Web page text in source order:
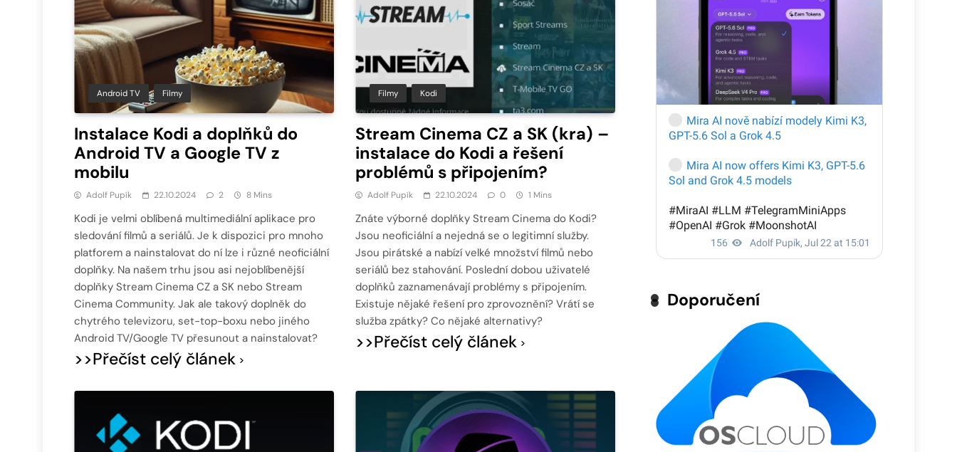
Android TV Filmy
Instalace Kodi a doplňků do
Android TV a Google TV z
mobilu
Adolf Pupík 22.10.2024 2 8 Mins
Kodi je velmi oblíbená multimediální aplikace pro
sledování filmů a seriálů. Je k dispozici pro mnoho
platforem a nainstalovat do ní lze i různé neoficiální
doplňky. Na našem trhu jsou asi nejoblíbenější
doplňky Stream Cinema CZ a SK nebo Stream
Cinema Community. Jak ale takový doplněk do
chytrého televizoru, set-top-boxu nebo jiného
Android TV/Google TV přesunout a nainstalovat?
>>Přečíst celý článek
Filmy Kodi
Stream Cinema CZ a SK (kra) –
instalace do Kodi a řešení
problémů s připojením?
Adolf Pupík 22.10.2024 0 1 Mins
Znáte výborné doplňky Stream Cinema do Kodi?
Jsou neoficiální a nejedná se o legitimní služby.
Jsou pirátské a nabízí velké množství filmů nebo
seriálů bez stahování. Poslední dobou uživatelé
doplňků zaznamenávají problémy s připojením.
Existuje nějaké řešení pro zprovoznění? Vrátí se
služba zpátky? Co nějaké alternativy?
>>Přečíst celý článek
Doporučení